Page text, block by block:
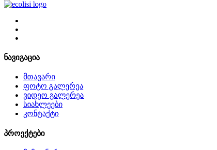
ნავიგაცია
მთავარი
ფოტო გალერეა
ვიდეო გალერეა
სიახლეები
კონტაქტი
პროექტები